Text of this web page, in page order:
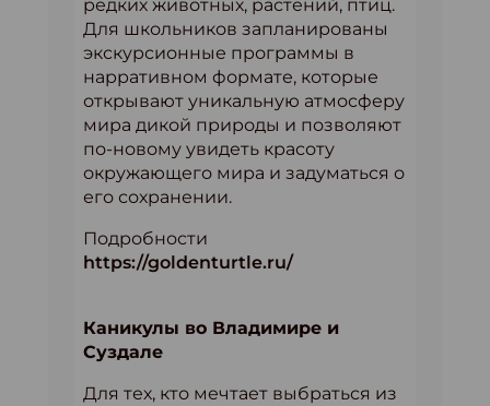
редких животных, растений, птиц.
Для школьников запланированы
экскурсионные программы в
нарративном формате, которые
открывают уникальную атмосферу
мира дикой природы и позволяют
по-новому увидеть красоту
окружающего мира и задуматься о
его сохранении.
Подробности
https://goldenturtle.ru/
Каникулы во Владимире и
Суздале
Для тех, кто мечтает выбраться из